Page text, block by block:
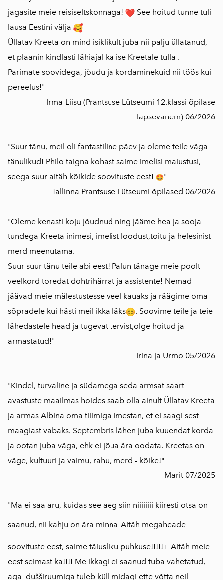
jagasite meie reisiseltskonnaga!
See hoitud tunne tuli
lausa Eestini välja
Üllatav Kreeta on mind isiklikult juba nii palju üllatanud,
et plaanin kindlasti lähiajal ka ise Kreetale tulla .
Parimate soovidega, jòudu ja kordaminekuid nii töös kui
pereelus!"
Irma-Liisu (Prantsuse Lütseumi 12.klassi õpilase
lapsevanem) 06/2026
"Suur tänu, meil oli fantastiline päev ja oleme teile väga
tänulikud! Philo taigna kohast saime imelisi maiustusi,
seega suur aitäh kõikide soovituste eest!
"
Tallinna Prantsuse Lütseumi õpilased 06/2026
"Oleme kenasti koju jõudnud ning jääme hea ja sooja
tundega Kreeta inimesi, imelist loodust,toitu ja helesinist
merd meenutama.
Suur suur tänu teile abi eest! Palun tänage meie poolt
veelkord toredat dohtrihärrat ja assistente! Nemad
jäävad meie mälestustesse veel kauaks ja räägime oma
sõpradele kui hästi meil ikka läks
. Soovime teile ja teie
lähedastele head ja tugevat tervist,olge hoitud ja
armastatud!"
Irina ja Urmo 05/2026
"Kindel, turvaline ja südamega seda armsat saart
avastuste maailmas hoides saab olla ainult Üllatav Kreeta
ja armas Albina oma tiiimiga Imestan, et ei saagi sest
maagiast vabaks. Septembris lähen juba kuuendat korda
ja ootan juba väga, ehk ei jõua ära oodata. Kreetas on
väge, kultuuri ja vaimu, rahu, merd - kõike!"
Marit 07/2025
"Ma ei saa aru, kuidas see aeg siin niiiiiiii kiiresti otsa on
saanud, nii kahju on ära minna Aitäh megaheade
soovituste eest, saime täiusliku puhkuse!!!!!+ Aitäh meie
eest seimast ka!!!! Me ikkagi ei saanud tuba vahetatud,
aga dušširuumiga tuleb küll midagi ette võtta neil